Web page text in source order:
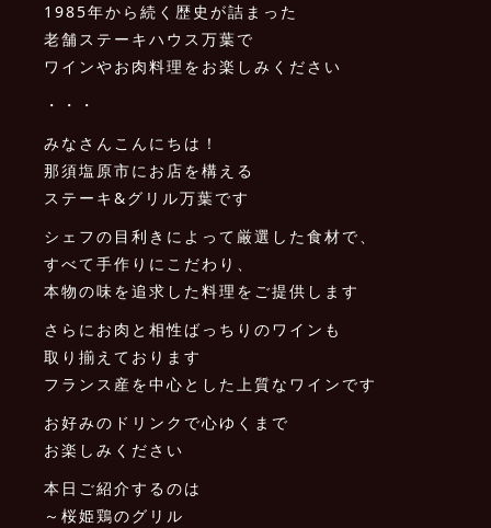
1985年から続く歴史が詰まった
老舗ステーキハウス万葉で
ワインやお肉料理をお楽しみください
・・・
みなさんこんにちは！
那須塩原市にお店を構える
ステーキ&グリル万葉です
シェフの目利きによって厳選した食材で、
すべて手作りにこだわり、
本物の味を追求した料理をご提供します
さらにお肉と相性ばっちりのワインも
取り揃えております
フランス産を中心とした上質なワインです
お好みのドリンクで心ゆくまで
お楽しみください
本日ご紹介するのは
～桜姫鶏のグリル